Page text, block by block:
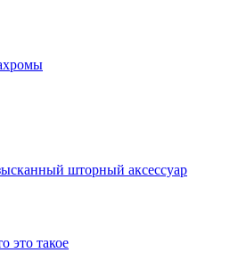
шторный аксессуар
это такое